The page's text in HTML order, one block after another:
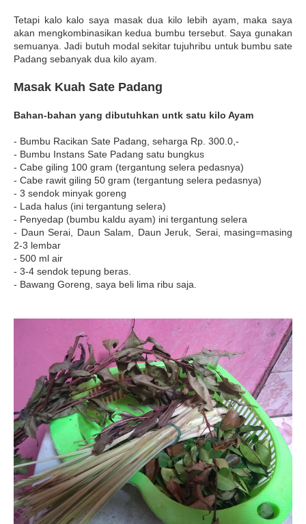
Tetapi kalo kalo saya masak dua kilo lebih ayam, maka saya
akan mengkombinasikan kedua bumbu tersebut. Saya gunakan
semuanya. Jadi butuh modal sekitar tujuhribu untuk bumbu sate
Padang sebanyak dua kilo ayam.
Masak Kuah Sate Padang
Bahan-bahan yang dibutuhkan untk satu kilo Ayam
- Bumbu Racikan Sate Padang, seharga Rp. 300.0,-
- Bumbu Instans Sate Padang satu bungkus
- Cabe giling 100 gram (tergantung selera pedasnya)
- Cabe rawit giling 50 gram (tergantung selera pedasnya)
- 3 sendok minyak goreng
- Lada halus (ini tergantung selera)
- Penyedap (bumbu kaldu ayam) ini tergantung selera
- Daun Serai, Daun Salam, Daun Jeruk, Serai, masing=masing
2-3 lembar
- 500 ml air
- 3-4 sendok tepung beras.
- Bawang Goreng, saya beli lima ribu saja.